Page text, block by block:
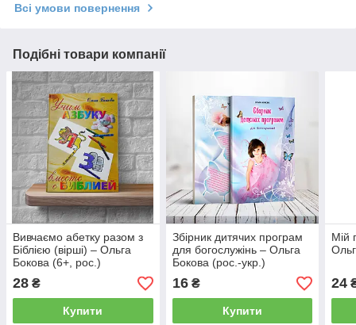
Всі умови повернення
Подібні товари компанії
Вивчаємо абетку разом з
Біблією (вірші) – Ольга
Бокова (6+, рос.)
28 ₴
Купити
Збірник дитячих програм
для богослужінь – Ольга
Бокова (рос.-укр.)
16₴
Купити
Мій
24